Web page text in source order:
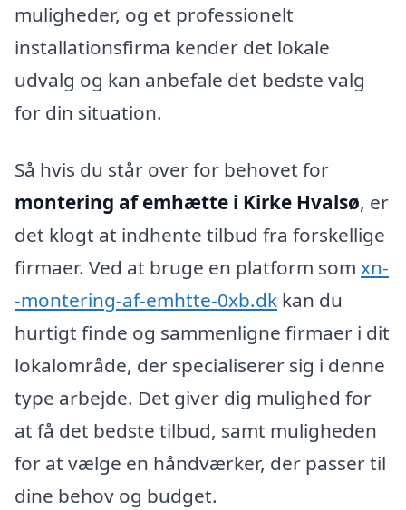
muligheder, og et professionelt
installationsfirma kender det lokale
udvalg og kan anbefale det bedste valg
for din situation.
Så hvis du står over for behovet for
montering af emhætte i Kirke Hvalsø, er
det klogt at indhente tilbud fra forskellige
firmaer. Ved at bruge en platform som xn-
-montering-af-emhtte-0xb.dk kan du
hurtigt finde og sammenligne firmaer i dit
lokalområde, der specialiserer sig i denne
type arbejde. Det giver dig mulighed for
at få det bedste tilbud, samt muligheden
for at vælge en håndværker, der passer til
dine behov og budget.